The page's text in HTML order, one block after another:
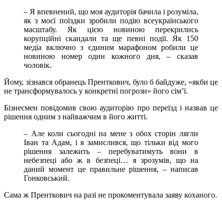
– Я впевнений, що моя аудиторія бачила і розуміла,
як з моєї поїздки зробили подію всеукраїнського
масштабу. Як цією новиною перекрились
корупційні скандали та ще певні події. Як 150
медіа включно з єдиним марафоном робили це
новиною номер один кожного дня, – сказав
чоловік.
Йому, зізнався обранець Пренткович, було б байдуже, «якби це
не трансформувалось у конкретні погрози» його сім’ї.
Бізнесмен повідомив свою аудиторію про переїзд і назвав це
рішення одним з найважчим в його житті.
– Але коли сьогодні на мене з обох сторін лягли
Іван та Адам, і я замислився, що тільки від мого
рішення залежить – перебуватимуть вони в
небезпеці або ж в безпеці… я зрозумів, що на
даний момент це правильне рішення, – написав
Гонковський.
Сама ж Пренткович на разі не прокоментувала заяву коханого.